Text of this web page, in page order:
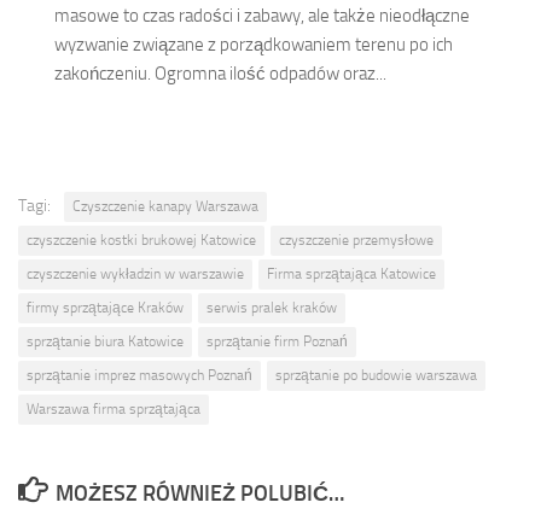
masowe to czas radości i zabawy, ale także nieodłączne
wyzwanie związane z porządkowaniem terenu po ich
zakończeniu. Ogromna ilość odpadów oraz...
Tagi:
Czyszczenie kanapy Warszawa
czyszczenie kostki brukowej Katowice
czyszczenie przemysłowe
czyszczenie wykładzin w warszawie
Firma sprzątająca Katowice
firmy sprzątające Kraków
serwis pralek kraków
sprzątanie biura Katowice
sprzątanie firm Poznań
sprzątanie imprez masowych Poznań
sprzątanie po budowie warszawa
Warszawa firma sprzątająca
MOŻESZ RÓWNIEŻ POLUBIĆ…